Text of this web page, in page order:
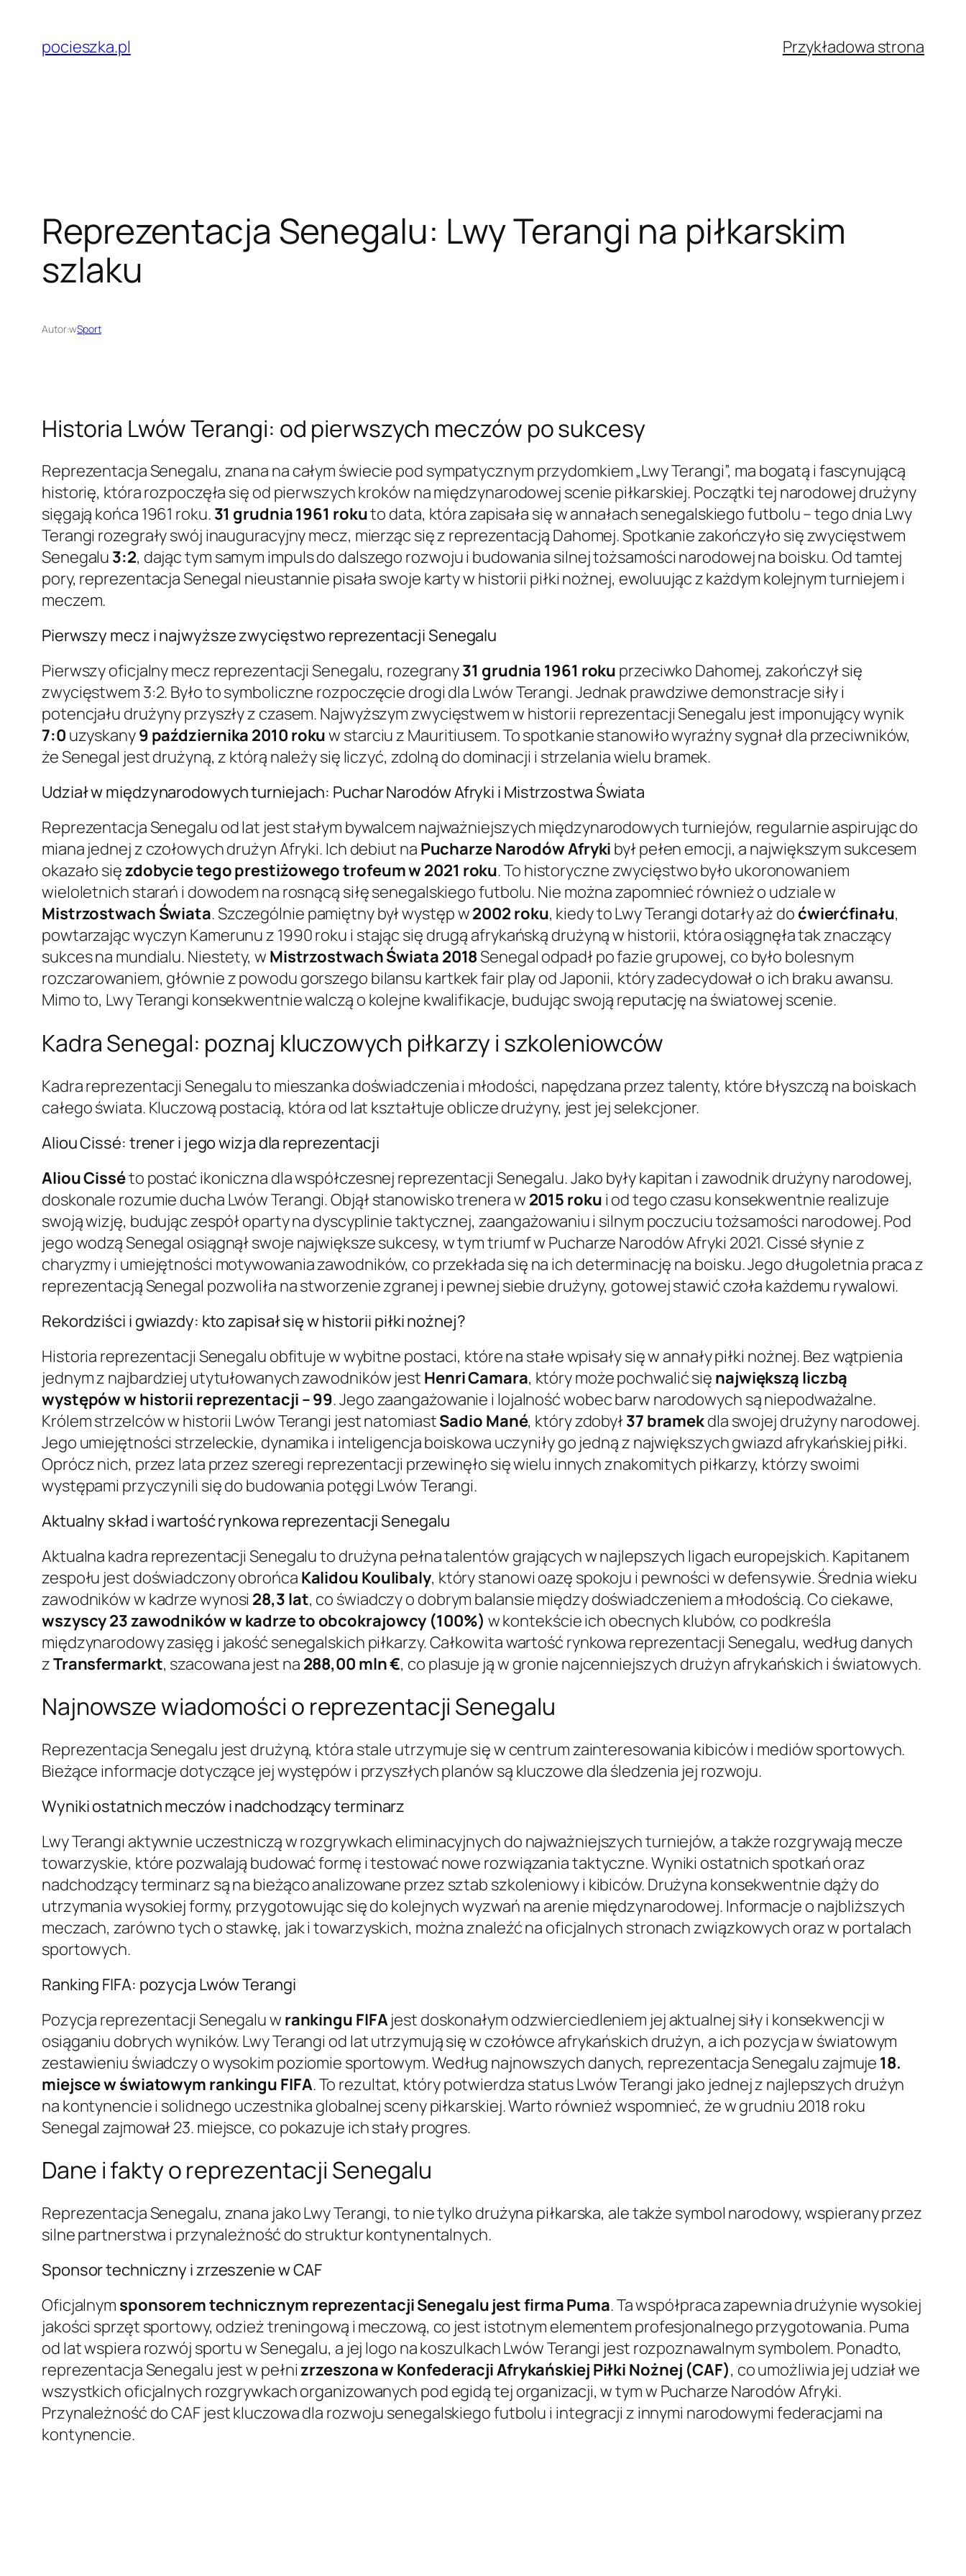
treści
pocieszka.pl Przykładowa strona
Reprezentacja Senegalu: Lwy Terangi na piłkarskim
szlaku
Autor:wSport
Historia Lwów Terangi: od pierwszych meczów po sukcesy
Reprezentacja Senegalu, znana na całym świecie pod sympatycznym przydomkiem „Lwy Terangi”, ma bogatą i fascynującą
historię, która rozpoczęła się od pierwszych kroków na międzynarodowej scenie piłkarskiej. Początki tej narodowej drużyny
sięgają końca 1961 roku. 31 grudnia 1961 rokuto data, która zapisała się w annałach senegalskiego futbolu – tego dnia Lwy
Terangi rozegrały swój inauguracyjny mecz, mierząc się z reprezentacją Dahomej. Spotkanie zakończyło się zwycięstwem
Senegalu 3:2, dając tym samym impuls do dalszego rozwoju i budowania silnej tożsamości narodowej na boisku. Od tamtej
pory, reprezentacja Senegal nieustannie pisała swoje karty w historii piłki nożnej, ewoluując z każdym kolejnym turniejem i
meczem.
Pierwszy mecz i najwyższe zwycięstwo reprezentacji Senegalu
Pierwszy oficjalny mecz reprezentacji Senegalu, rozegrany31 grudnia 1961 roku przeciwko Dahomej, zakończył się
zwycięstwem 3:2. Było to symboliczne rozpoczęcie drogi dla Lwów Terangi. Jednak prawdziwe demonstracje siły i
potencjału drużyny przyszły z czasem. Najwyższym zwycięstwem w historii reprezentacji Senegalu jest imponujący wynik
7:0 uzyskany9 października 2010 rokuw starciu z Mauritiusem. To spotkanie stanowiło wyraźny sygnał dla przeciwników,
że Senegal jest drużyną, z którą należy się liczyć, zdolną do dominacji i strzelania wielu bramek.
Udział w międzynarodowych turniejach: Puchar Narodów Afryki i Mistrzostwa Świata
Reprezentacja Senegalu od lat jest stałym bywalcem najważniejszych międzynarodowych turniejów, regularnie aspirując do
miana jednej z czołowych drużyn Afryki. Ich debiut na Pucharze Narodów Afryki był pełen emocji, a największym sukcesem
okazało sięzdobycie tego prestiżowego trofeum w 2021 roku. To historyczne zwycięstwo było ukoronowaniem
wieloletnich starań i dowodem na rosnącą siłę senegalskiego futbolu. Nie można zapomnieć również o udziale w
Mistrzostwach Świata. Szczególnie pamiętny był występ w2002 roku, kiedy to Lwy Terangi dotarły aż do ćwierćfinału,
powtarzając wyczyn Kamerunu z 1990 roku i stając się drugą afrykańską drużyną w historii, która osiągnęła tak znaczący
sukces na mundialu. Niestety, w Mistrzostwach Świata 2018Senegal odpadł po fazie grupowej, co było bolesnym
rozczarowaniem, głównie z powodu gorszego bilansu kartkek fair play od Japonii, który zadecydował o ich braku awansu.
Mimo to, Lwy Terangi konsekwentnie walczą o kolejne kwalifikacje, budując swoją reputację na światowej scenie.
Kadra Senegal: poznaj kluczowych piłkarzy i szkoleniowców
Kadra reprezentacji Senegalu to mieszanka doświadczenia i młodości, napędzana przez talenty, które błyszczą na boiskach
całego świata. Kluczową postacią, która od lat kształtuje oblicze drużyny, jest jej selekcjoner.
Aliou Cissé: trener i jego wizja dla reprezentacji
Aliou Cisséto postać ikoniczna dla współczesnej reprezentacji Senegalu. Jako były kapitan i zawodnik drużyny narodowej,
doskonale rozumie ducha Lwów Terangi. Objął stanowisko trenera w 2015 roku i od tego czasu konsekwentnie realizuje
swoją wizję, budując zespół oparty na dyscyplinie taktycznej, zaangażowaniu i silnym poczuciu tożsamości narodowej. Pod
jego wodzą Senegal osiągnął swoje największe sukcesy, w tym triumf w Pucharze Narodów Afryki 2021. Cissé słynie z
charyzmy i umiejętności motywowania zawodników, co przekłada się na ich determinację na boisku. Jego długoletnia praca z
reprezentacją Senegal pozwoliła na stworzenie zgranej i pewnej siebie drużyny, gotowej stawić czoła każdemu rywalowi.
Rekordziści i gwiazdy: kto zapisał się w historii piłki nożnej?
Historia reprezentacji Senegalu obfituje w wybitne postaci, które na stałe wpisały się w annały piłki nożnej. Bez wątpienia
jednym z najbardziej utytułowanych zawodników jest Henri Camara, który może pochwalić się największą liczbą
występów w historii reprezentacji – 99. Jego zaangażowanie i lojalność wobec barw narodowych są niepodważalne.
Królem strzelców w historii Lwów Terangi jest natomiastSadio Mané, który zdobył37 bramekdla swojej drużyny narodowej.
Jego umiejętności strzeleckie, dynamika i inteligencja boiskowa uczyniły go jedną z największych gwiazd afrykańskiej piłki.
Oprócz nich, przez lata przez szeregi reprezentacji przewinęło się wielu innych znakomitych piłkarzy, którzy swoimi
występami przyczynili się do budowania potęgi Lwów Terangi.
Aktualny skład i wartość rynkowa reprezentacji Senegalu
Aktualna kadra reprezentacji Senegalu to drużyna pełna talentów grających w najlepszych ligach europejskich. Kapitanem
zespołu jest doświadczony obrońca Kalidou Koulibaly, który stanowi oazę spokoju i pewności w defensywie. Średnia wieku
zawodników w kadrze wynosi 28,3 lat, co świadczy o dobrym balansie między doświadczeniem a młodością. Co ciekawe,
wszyscy 23 zawodników w kadrze to obcokrajowcy (100%) w kontekście ich obecnych klubów, co podkreśla
międzynarodowy zasięg i jakość senegalskich piłkarzy. Całkowita wartość rynkowa reprezentacji Senegalu, według danych
zTransfermarkt, szacowana jest na 288,00 mln €, co plasuje ją w gronie najcenniejszych drużyn afrykańskich i światowych.
Najnowsze wiadomości o reprezentacji Senegalu
Reprezentacja Senegalu jest drużyną, która stale utrzymuje się w centrum zainteresowania kibiców i mediów sportowych.
Bieżące informacje dotyczące jej występów i przyszłych planów są kluczowe dla śledzenia jej rozwoju.
Wyniki ostatnich meczów i nadchodzący terminarz
Lwy Terangi aktywnie uczestniczą w rozgrywkach eliminacyjnych do najważniejszych turniejów, a także rozgrywają mecze
towarzyskie, które pozwalają budować formę i testować nowe rozwiązania taktyczne. Wyniki ostatnich spotkań oraz
nadchodzący terminarz są na bieżąco analizowane przez sztab szkoleniowy i kibiców. Drużyna konsekwentnie dąży do
utrzymania wysokiej formy, przygotowując się do kolejnych wyzwań na arenie międzynarodowej. Informacje o najbliższych
meczach, zarówno tych o stawkę, jak i towarzyskich, można znaleźć na oficjalnych stronach związkowych oraz w portalach
sportowych.
Ranking FIFA: pozycja Lwów Terangi
Pozycja reprezentacji Senegalu w rankingu FIFAjest doskonałym odzwierciedleniem jej aktualnej siły i konsekwencji w
osiąganiu dobrych wyników. Lwy Terangi od lat utrzymują się w czołówce afrykańskich drużyn, a ich pozycja w światowym
zestawieniu świadczy o wysokim poziomie sportowym. Według najnowszych danych, reprezentacja Senegalu zajmuje 18.
miejsce w światowym rankingu FIFA. To rezultat, który potwierdza status Lwów Terangi jako jednej z najlepszych drużyn
na kontynencie i solidnego uczestnika globalnej sceny piłkarskiej. Warto również wspomnieć, że w grudniu 2018 roku
Senegal zajmował 23. miejsce, co pokazuje ich stały progres.
Dane i fakty o reprezentacji Senegalu
Reprezentacja Senegalu, znana jako Lwy Terangi, to nie tylko drużyna piłkarska, ale także symbol narodowy, wspierany przez
silne partnerstwa i przynależność do struktur kontynentalnych.
Sponsor techniczny i zrzeszenie w CAF
Oficjalnym sponsorem technicznym reprezentacji Senegalu jest firma Puma. Ta współpraca zapewnia drużynie wysokiej
jakości sprzęt sportowy, odzież treningową i meczową, co jest istotnym elementem profesjonalnego przygotowania. Puma
od lat wspiera rozwój sportu w Senegalu, a jej logo na koszulkach Lwów Terangi jest rozpoznawalnym symbolem. Ponadto,
reprezentacja Senegalu jest w pełnizrzeszona w Konfederacji Afrykańskiej Piłki Nożnej (CAF), co umożliwia jej udział we
wszystkich oficjalnych rozgrywkach organizowanych pod egidą tej organizacji, w tym w Pucharze Narodów Afryki.
Przynależność do CAF jest kluczowa dla rozwoju senegalskiego futbolu i integracji z innymi narodowymi federacjami na
kontynencie.